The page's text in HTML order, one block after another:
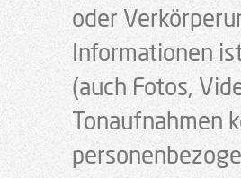
oder
Informationen
(auch Fotos,
Tonaufnahmen